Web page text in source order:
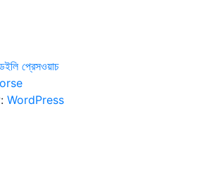
প্রেসওয়াচ
WordPress